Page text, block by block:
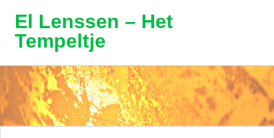
El Lenssen – Het
Tempeltje